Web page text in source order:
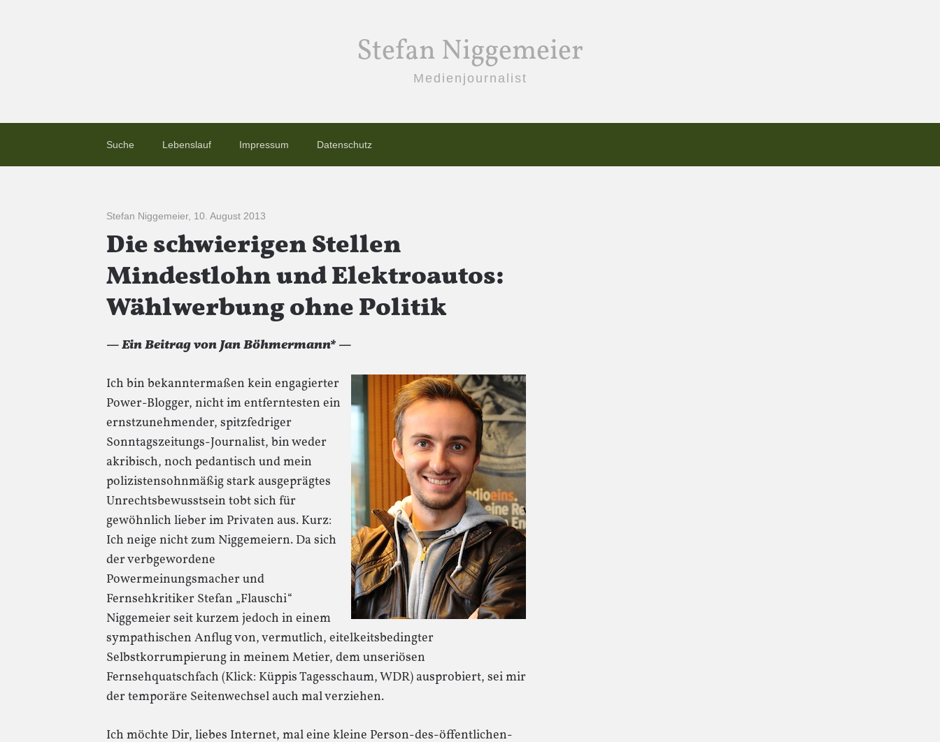
Stefan Niggemeier
Medienjournalist
Suche Lebenslauf Impressum Datenschutz
Stefan Niggemeier, 10. August 2013
Die schwierigen Stellen
Mindestlohn und Elektroautos:
Wählwerbung ohne Politik
— Ein Beitrag von Jan Böhmermann* —
Ich bin bekanntermaßen kein engagierter
Power-Blogger, nicht im entferntesten ein
ernstzunehmender, spitzfedriger
Sonntagszeitungs-Journalist, bin weder
akribisch, noch pedantisch und mein
polizistensohnmäßig stark ausgeprägtes
Unrechtsbewusstsein tobt sich für
gewöhnlich lieber im Privaten aus. Kurz:
Ich neige nicht zum Niggemeiern. Da sich
der verbgewordene
Powermeinungsmacher und
Fernsehkritiker Stefan „Flauschi“
Niggemeier seit kurzem jedoch in einem
sympathischen Anflug von, vermutlich, eitelkeitsbedingter
Selbstkorrumpierung in meinem Metier, dem unseriösen
Fernsehquatschfach (Klick: Küppis Tagesschaum, WDR) ausprobiert, sei mir
der temporäre Seitenwechsel auch mal verziehen.
Ich möchte Dir, liebes Internet, mal eine kleine Person-des-öffentlichen-